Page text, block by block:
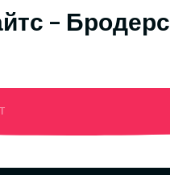
– Бродерс